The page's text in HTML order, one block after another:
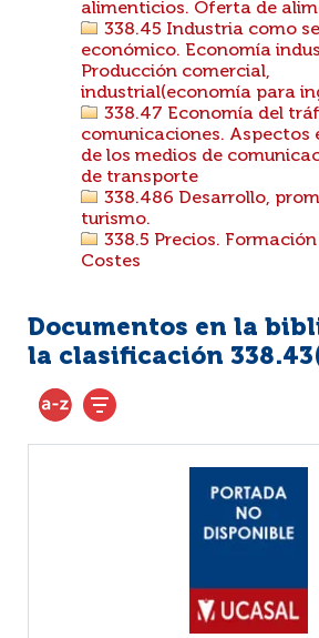
alimenticios. Oferta de
338.45 Industria como
económico. Economía
Producción comercial,
industrial(economía para
338.47 Economía del
comunicaciones. Aspectos
de los medios de
de transporte
338.486 Desarrollo,
turismo.
338.5 Precios.
Costes
Documentos en la
la clasificación